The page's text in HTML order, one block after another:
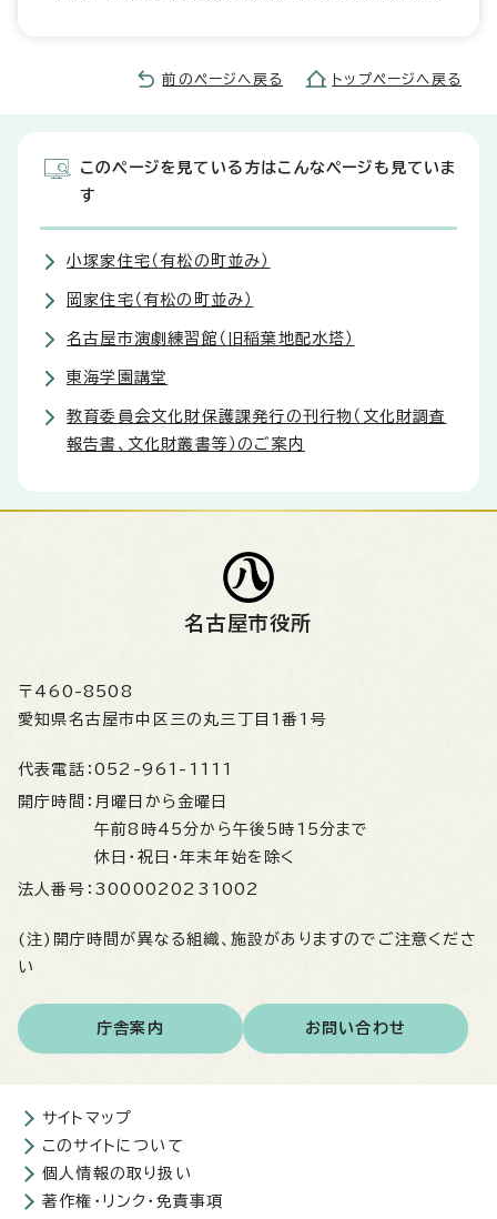
前のページへ戻る トップページへ戻る
このページを見ている方はこんなページも見ていま
す
小塚家住宅（有松の町並み）
岡家住宅（有松の町並み）
名古屋市演劇練習館（旧稲葉地配水塔）
東海学園講堂
教育委員会文化財保護課発行の刊行物（文化財調査
報告書、文化財叢書等）のご案内
名古屋市役所
〒460-8508
愛知県名古屋市中区三の丸三丁目1番1号
代表電話： 052-961-1111
開庁時間： 月曜日から金曜日
午前8時45分から午後5時15分まで
休日・祝日・年末年始を除く
法人番号： 3000020231002
(注)開庁時間が異なる組織、施設がありますのでご注意くださ
い
庁舎案内 お問い合わせ
サイトマップ
このサイトについて
個人情報の取り扱い
著作権・リンク・免責事項